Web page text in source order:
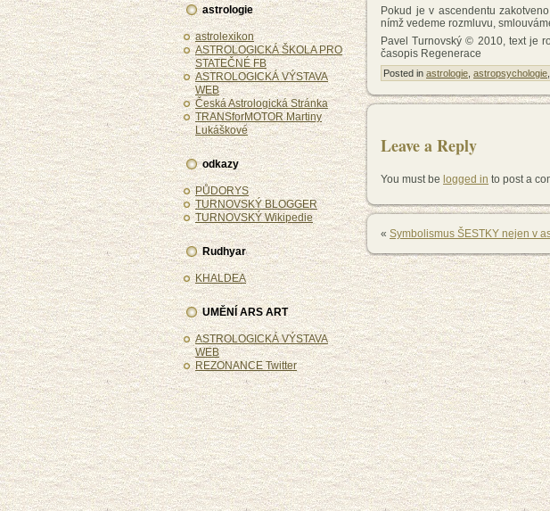
astrologie
astrolexikon
ASTROLOGICKÁ ŠKOLA PRO
STATEČNÉ FB
ASTROLOGICKÁ VÝSTAVA
WEB
Česká Astrologická Stránka
TRANSforMOTOR Martiny
Lukáškové
odkazy
PŮDORYS
TURNOVSKÝ BLOGGER
TURNOVSKÝ Wikipedie
Rudhyar
KHALDEA
UMĚNÍ ARS ART
ASTROLOGICKÁ VÝSTAVA
WEB
REZONANCE Twitter
Pokud je v ascendentu
nímž vedeme rozmluvu,
Pavel Turnovský © 2010, text je
časopis Regenerace
Posted in astrologie astropsychologie
Leave a Reply
You must be logged in to post a
« Symbolismus ŠESTKY nejen v